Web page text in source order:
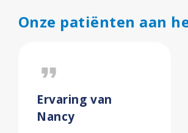
Onze patiënten aan
format_quote
Ervaring van
Nancy